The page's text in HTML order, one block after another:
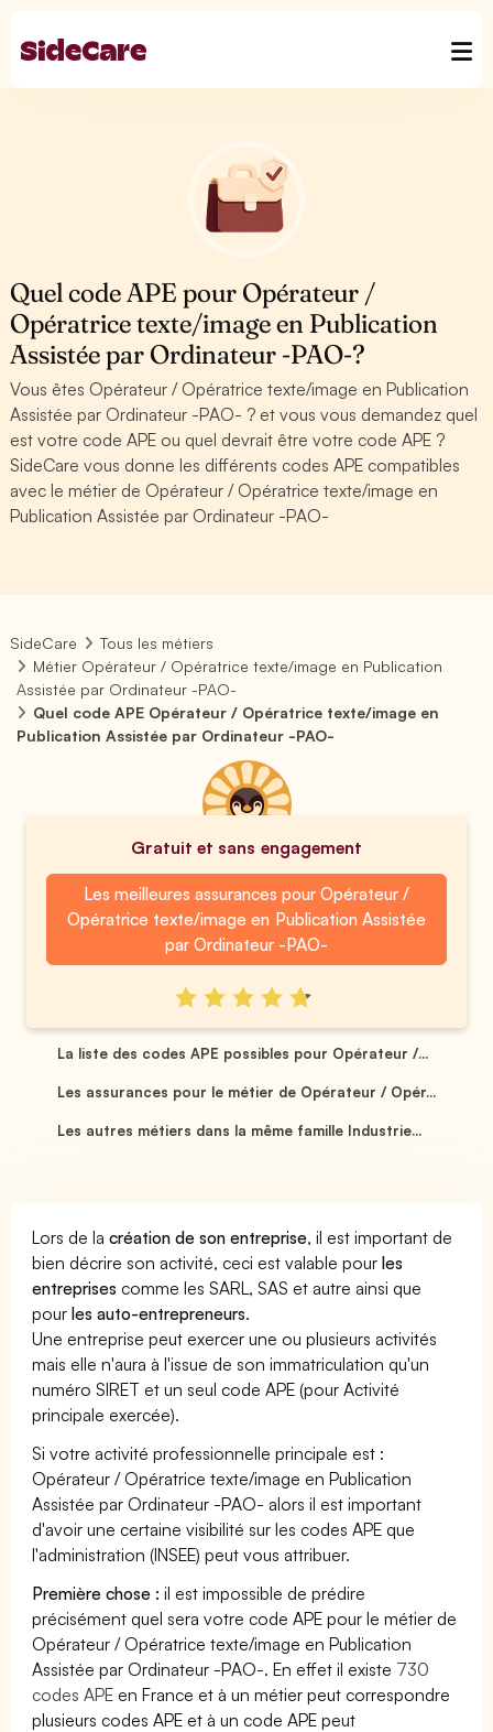
Quel code APE pour Opérateur /
Opératrice texte/image en Publication
Assistée par Ordinateur -PAO-?
Vous êtes Opérateur / Opératrice texte/image en Publication
Assistée par Ordinateur -PAO- ? et vous vous demandez quel
est votre code APE ou quel devrait être votre code APE ?
SideCare vous donne les différents codes APE compatibles
avec le métier de Opérateur / Opératrice texte/image en
Publication Assistée par Ordinateur -PAO-
SideCare
Tous les métiers
Métier Opérateur / Opératrice texte/image en Publication
Assistée par Ordinateur -PAO-
Quel code APE Opérateur / Opératrice texte/image en
Publication Assistée par Ordinateur -PAO-
Gratuit et sans engagement
Les meilleures assurances pour Opérateur /
Opératrice texte/image en Publication Assistée
par Ordinateur -PAO-
La liste des codes APE possibles pour Opérateur /...
Les assurances pour le métier de Opérateur / Opér...
Les autres métiers dans la même famille Industrie...
Lors de lacréation de son entreprise, il est important de
bien décrire son activité, ceci est valable pourles
entreprises comme les SARL, SAS et autre ainsi que
pourles auto-entrepreneurs.
Une entreprise peut exercer une ou plusieurs activités
mais elle n'aura à l'issue de son immatriculation qu'un
numéro SIRET et un seul code APE (pour Activité
principale exercée).
Si votre activité professionnelle principale est :
Opérateur / Opératrice texte/image en Publication
Assistée par Ordinateur -PAO- alors il est important
d'avoir une certaine visibilité sur les codes APE que
l'administration (INSEE) peut vous attribuer.
Première chose : il est impossible de prédire
précisément quel sera votre code APE pour le métier de
Opérateur / Opératrice texte/image en Publication
Assistée par Ordinateur -PAO-. En effet il existe 730
codes APE en France et à un métier peut correspondre
plusieurs codes APE et à un code APE peut